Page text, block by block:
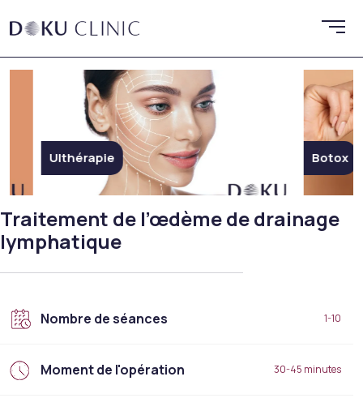
Botox
Traitement de l’œdème de drainage
lymphatique
Nombre de séances 1-10
Moment de l'opération 30-45 minutes